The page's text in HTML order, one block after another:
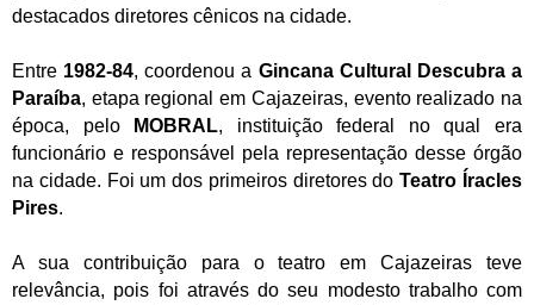
destacados diretores cênicos na cidade.
Entre 1982-84, coordenou a Gincana Cultural Descubra a
Paraíba, etapa regional em Cajazeiras, evento realizado na
época, pelo
MOBRAL, instituição federal no qual era
funcionário e responsável pela representação desse órgão
na cidade. Foi um dos primeiros diretores doTeatro Íracles
Pires.
A sua contribuição para o teatro em Cajazeiras teve
relevância, pois foi através do seu modesto trabalho com